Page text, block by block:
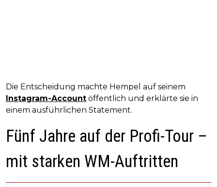
Die Entscheidung machte Hempel auf seinem
Instagram-Account öffentlich und erklärte sie in
einem ausführlichen Statement.
Fünf Jahre auf der Profi-Tour –
mit starken WM-Auftritten